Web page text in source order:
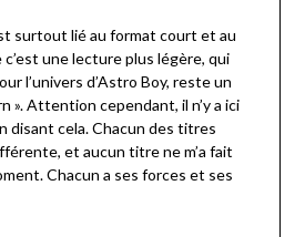
surtout lié au format court et au
une lecture plus légère, qui
l’univers d’Astro Boy, reste un
». Attention cependant, il n’y a ici
disant cela. Chacun des titres
et aucun titre ne m’a fait
Chacun a ses forces et ses